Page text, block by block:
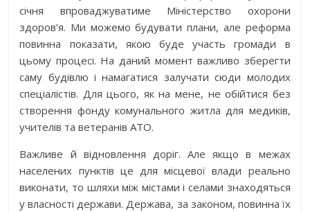
січня впроваджуватиме Міністерство охорони
здоров’я. Ми можемо будувати плани, але реформа
повинна показати, якою буде участь громади в
цьому процесі. На даний момент важливо зберегти
саму будівлю і намагатися залучати сюди молодих
спеціалістів. Для цього, як на мене, не обійтися без
створення фонду комунального житла для медиків,
учителів та ветеранів АТО.
Важливе й відновлення доріг. Але якщо в межах
населених пунк­тів це для місцевої влади реально
виконати, то шляхи між містами і селами знаходяться
у власності держави. Держава, за законом, повинна їх